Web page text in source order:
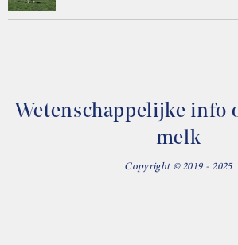
Wetenschappelijke info
melk
Copyright © 2019 - 2025